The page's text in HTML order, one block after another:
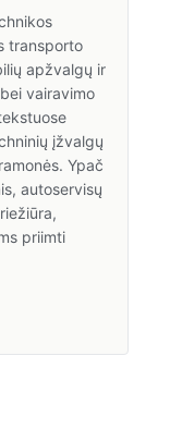
transporto
apžvalgų ir
vairavimo
įžvalgų
Ypač
autoservisų
priimti